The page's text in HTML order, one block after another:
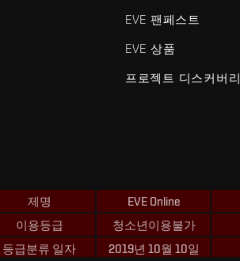
EVE 팬페스트
EVE 상품
프로젝트 디스커버리
제명
EVE Online
이용등급
청소년이용불가
등급분류 일자
2019년 10월 10일